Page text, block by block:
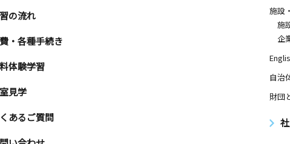
の流れ
・各種手続き
体験学習
見学
あるご質問
施設
施
企
自治
財団